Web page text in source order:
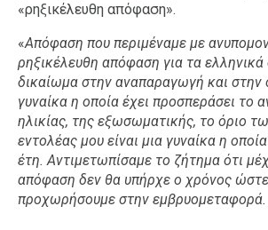
«ρηξικέλευθη απόφαση».
«Απόφαση που περιμέναμε με
ρηξικέλευθη απόφαση για τα ελληνικά
δικαίωμα στην αναπαραγωγή και στην
γυναίκα η οποία έχει προσπεράσει το
ηλικίας, της εξωσωματικής, το όριο
εντολέας μου είναι μια γυναίκα η
έτη. Αντιμετωπίσαμε το ζήτημα ότι
απόφαση δεν θα υπήρχε ο χρόνος
προχωρήσουμε στην εμβρυομεταφορά.